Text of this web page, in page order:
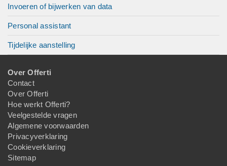
Invoeren of bijwerken van data
Personal assistant
Tijdelijke aanstelling
Over Offerti
Contact
Over Offerti
Hoe werkt Offerti?
Veelgestelde vragen
Algemene voorwaarden
Privacyverklaring
Cookieverklaring
Sitemap